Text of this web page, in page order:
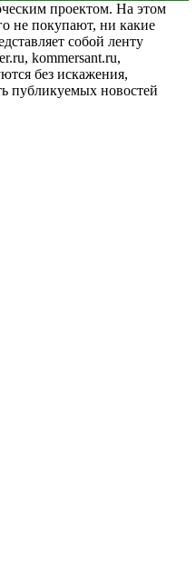
проектом. На этом
не покупают, ни какие
собой ленту
kommersant.ru,
без искажения,
публикуемых новостей